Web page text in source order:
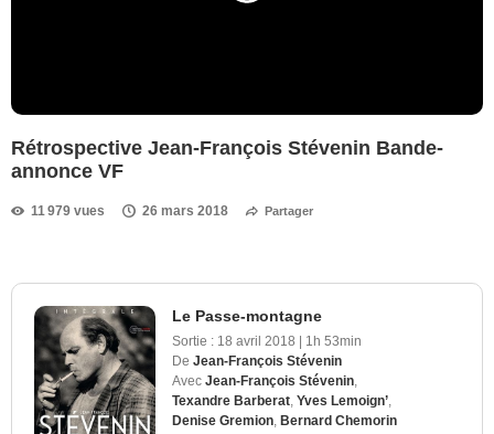
Rétrospective Jean-François Stévenin Bande-
annonce VF
11 979 vues 26 mars 2018 Partager
Le Passe-montagne
Sortie : 18 avril 2018 | 1h 53min
De Jean-François Stévenin
Avec Jean-François Stévenin
Texandre Barberat Yves Lemoign’
Denise Gremion Bernard Chemorin